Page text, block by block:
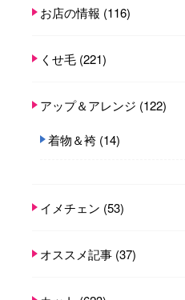
お店の情報 (116)
くせ毛 (221)
アップ＆アレンジ (122)
着物＆袴 (14)
イメチェン (53)
オススメ記事 (37)